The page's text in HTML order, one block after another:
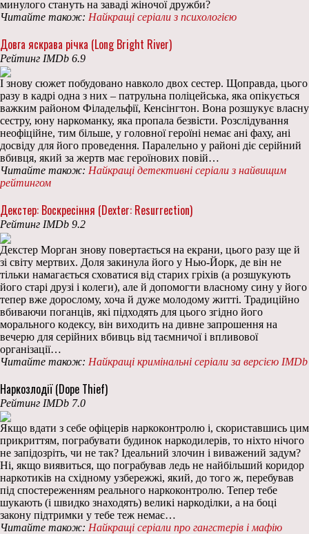
минулого стануть на заваді жіночої дружби?
Читайте також: Найкращі серіали з психологією
Довга яскрава річка (Long Bright River)
Рейтинг IMDb 6.9
І знову сюжет побудовано навколо двох сестер. Щоправда, цього
разу в кадрі одна з них – патрульна поліцейська, яка опікується
важким районом Філадельфії, Кенсінгтон. Вона розшукує власну
сестру, юну наркоманку, яка пропала безвісти. Розслідування
неофіційне, тим більше, у головної героїні немає ані фаху, ані
досвіду для його проведення. Паралельно у районі діє серійний
вбивця, який за жертв має героїнових повій…
Читайте також: Найкращі детективні серіали з найвищим
рейтингом
Декстер: Воскресіння (Dexter: Resurrection)
Рейтинг IMDb 9.2
Декстер Морган знову повертається на екрани, цього разу ще й
зі світу мертвих. Доля закинула його у Нью-Йорк, де він не
тільки намагається сховатися від старих гріхів (а розшукують
його старі друзі і колеги), але й допомогти власному сину у його
тепер вже дорослому, хоча й дуже молодому житті. Традиційно
вбиваючи поганців, які підходять для цього згідно його
морального кодексу, він виходить на дивне запрошення на
вечерю для серійних вбивць від таємничої і впливової
організації…
Читайте також: Найкращі кримінальні серіали за версією IMDb
Наркозлодії (Dope Thief)
Рейтинг IMDb 7.0
Якщо вдати з себе офіцерів наркоконтролю і, скориставшись цим
прикриттям, пограбувати будинок наркодилерів, то ніхто нічого
не запідозріть, чи не так? Ідеальний злочин і виважений задум?
Ні, якщо виявиться, що пограбував ледь не найбільший коридор
наркотиків на східному узбережжі, який, до того ж, перебував
під спостереженням реального наркоконтролю. Тепер тебе
шукають (і швидко знаходять) великі наркоділки, а на боці
закону підтримки у тебе теж немає…
Читайте також: Найкращі серіали про гангстерів і мафію